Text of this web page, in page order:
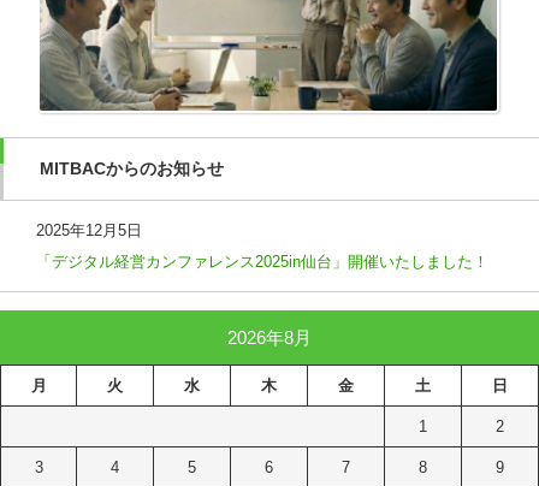
MITBACからのお知らせ
2025年12月5日
「デジタル経営カンファレンス2025in仙台」開催いたしました！
2026年8月
月 火 水 木 金 土 日
1 2
3 4 5 6 7 8 9